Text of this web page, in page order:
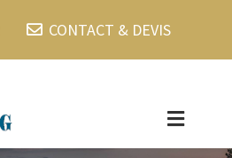
CONTACT & DEVIS